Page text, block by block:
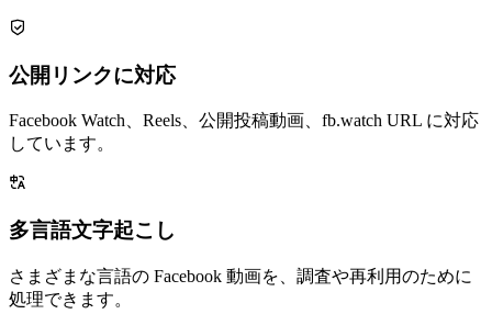
公開リンクに対応
Facebook Watch、Reels、公開投稿動画、fb.watch URL に対応
しています。
多言語文字起こし
さまざまな言語の Facebook 動画を、調査や再利用のために
処理できます。